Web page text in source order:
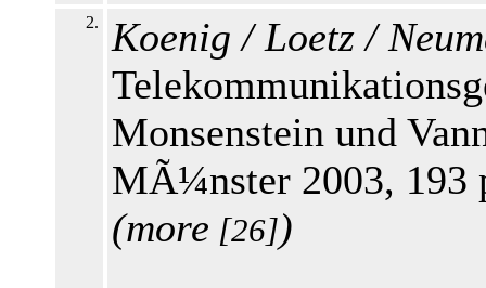
2.
Koenig / Loetz /
Monsenstein und
MÃ¼nster 2003, 193
(more [26])